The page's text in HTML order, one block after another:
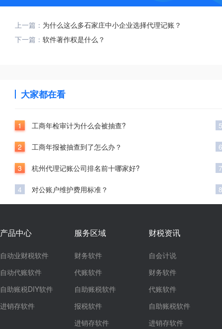
上一篇： 为什么这么多石家庄中小企业选择代理记账？
下一篇： 软件著作权是什么？
大家都在看
1 工商年检审计为什么会被抽查?
2 工商年报被抽查到了怎么办？
3 杭州代理记账公司排名前十哪家好?
4 对公账户维护费用标准？
5
6
7
8
产品中心
自动业财税软件
自动代账软件
自助账税DIY软件
进销存软件
服务区域
财务软件
代账软件
自助账税软件
报税软件
进销存软件
财税资讯
自会计说
财务软件
代账软件
自助账税软件
进销存软件